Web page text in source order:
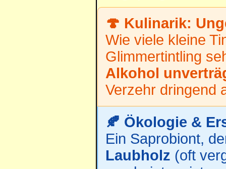
🍄 Kulinarik:
Wie viele kleine
Glimmertintling
Alkohol
Verzehr dringend
🍂 Ökologie &
Ein Saprobiont,
Laubholz (oft